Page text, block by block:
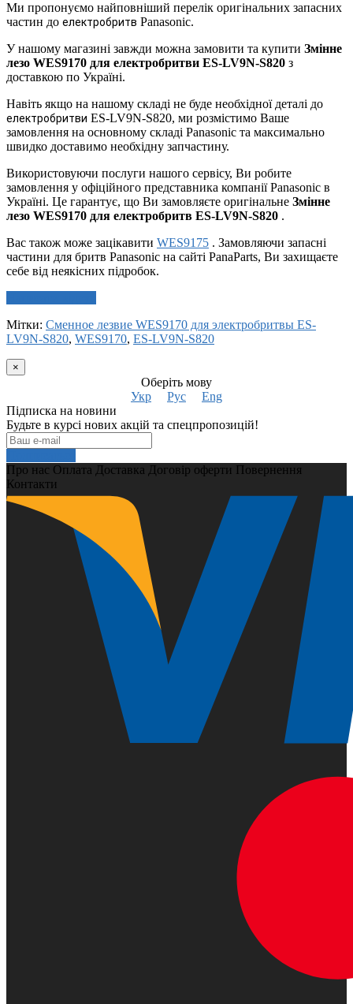
Ми пропонуємо найповніший перелік оригінальних запасних
частин до електробритв Panasonic.
У нашому магазині завжди можна замовити та купити Змінне
лезо WES9170 для електробритви ES-LV9N-S820 з
доставкою по Україні.
Навіть якщо на нашому складі не буде необхідної деталі до
електробритви ES-LV9N-S820, ми розмістимо Ваше
замовлення на основному складі Panasonic та максимально
швидко доставимо необхідну запчастину.
Використовуючи послуги нашого сервісу, Ви робите
замовлення у офіційного представника компанії Panasonic в
Україні. Це гарантує, що Ви замовляєте оригінальне Змінне
лезо WES9170 для електробритв ES-LV9N-S820 .
Вас також може зацікавити WES9175 . Замовляючи запасні
частини для бритв Panasonic на сайті PanaParts, Ви захищаєте
себе від неякісних підробок.
Мітки: Сменное лезвие WES9170 для электробритвы ES-
LV9N-S820, WES9170, ES-LV9N-S820
×
Оберіть мову
Укр
Рус
Eng
Підписка на новини
Будьте в курсі нових акцій та спецпропозицій!
Про нас Оплата Доставка Договір оферти Повернення
Контакти